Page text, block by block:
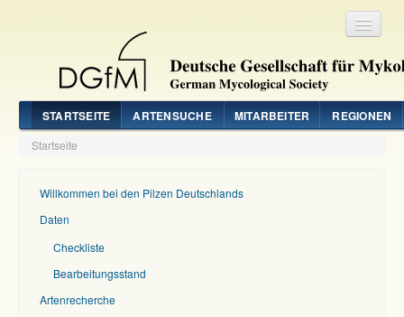
STARTSEITE ARTENSUCHE MITARBEITER REGIONEN
Startseite
Willkommen bei den Pilzen Deutschlands
Daten
Checkliste
Bearbeitungsstand
Artenrecherche